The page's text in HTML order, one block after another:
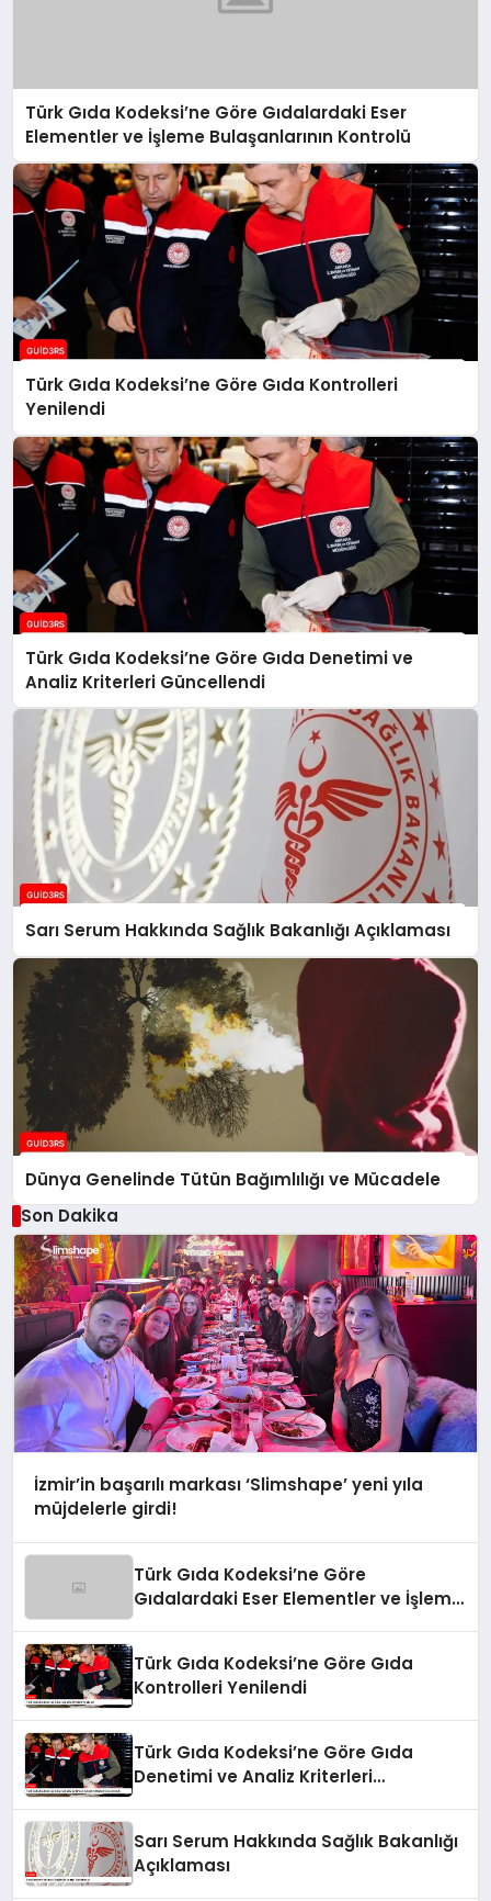
Türk Gıda Kodeksi’ne Göre Gıdalardaki Eser
Elementler ve İşleme Bulaşanlarının Kontrolü
Türk Gıda Kodeksi’ne Göre Gıda Kontrolleri
Yenilendi
Türk Gıda Kodeksi’ne Göre Gıda Denetimi ve
Analiz Kriterleri Güncellendi
Sarı Serum Hakkında Sağlık Bakanlığı Açıklaması
Dünya Genelinde Tütün Bağımlılığı ve Mücadele
Son Dakika
İzmir’in başarılı markası ‘Slimshape’ yeni yıla
müjdelerle girdi!
Türk Gıda Kodeksi’ne Göre
Gıdalardaki Eser Elementler ve İşleme
Türk Gıda Kodeksi’ne Göre Gıda
Kontrolleri Yenilendi
Türk Gıda Kodeksi’ne Göre Gıda
Denetimi ve Analiz Kriterleri
Sarı Serum Hakkında Sağlık Bakanlığı
Açıklaması